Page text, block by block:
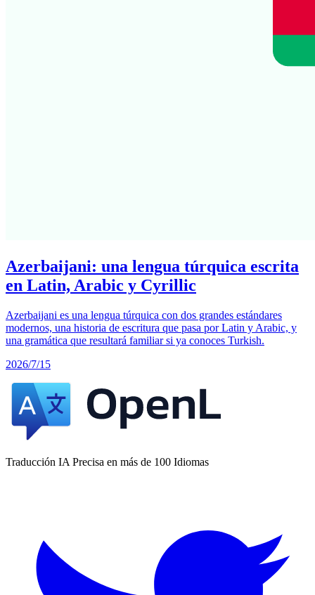
Azerbaijani: una lengua túrquica escrita
en Latin, Arabic y Cyrillic
Azerbaijani es una lengua túrquica con dos grandes estándares
modernos, una historia de escritura que pasa por Latin y Arabic, y
una gramática que resultará familiar si ya conoces Turkish.
2026/7/15
Traducción IA Precisa en más de 100 Idiomas